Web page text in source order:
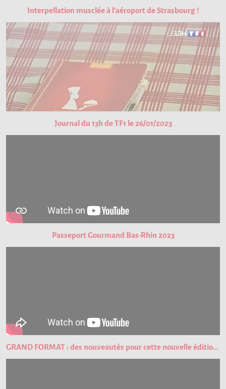
Interpellation musclée à l'aéroport de Strasbourg !
Journal du 13h de TF1 le 26/01/2023
Passeport Gourmand Bas-Rhin 2023
GRAND FORMAT : des nouveautés pour cette nouvelle édition du Passeport Gourmand !